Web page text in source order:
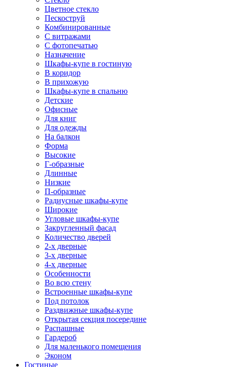
Цветное стекло
Пескоструй
Комбинированные
С витражами
С фотопечатью
Назначение
Шкафы-купе в гостиную
В коридор
В прихожую
Шкафы-купе в спальню
Детские
Офисные
Для книг
Для одежды
На балкон
Форма
Высокие
Г-образные
Длинные
Низкие
П-образные
Радиусные шкафы-купе
Широкие
Угловые шкафы-купе
Закругленный фасад
Количество дверей
2-х дверные
3-х дверные
4-х дверные
Особенности
Во всю стену
Встроенные шкафы-купе
Под потолок
Раздвижные шкафы-купе
Открытая секция посередине
Распашные
Гардероб
Для маленького помещения
Эконом
Гостиные